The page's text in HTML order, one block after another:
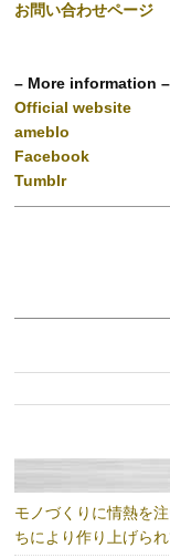
お問い合わせページ
– More information –
Official website
ameblo
Facebook
Tumblr
モノづくりに情熱を
ちにより作り上げられ